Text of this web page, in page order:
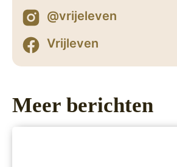
@vrijeleven
Vrijleven
Meer berichten